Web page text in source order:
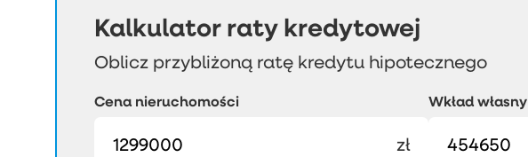
Kalkulator raty kredytowej
Oblicz przybliżoną ratę kredytu hipotecznego
Cena nieruchomości
zł
Wkład własny